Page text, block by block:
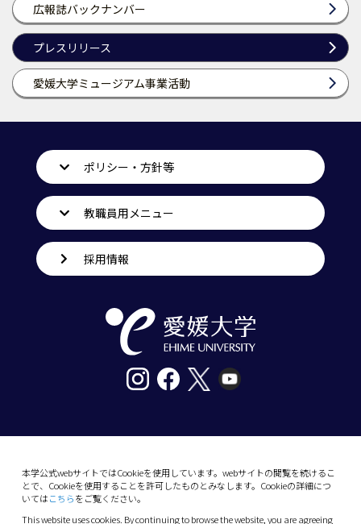
広報誌バックナンバー
プレスリリース
愛媛大学ミュージアム事業活動
本学公式webサイトではCookieを使用しています。webサイトの閲覧を続けるこ
とで、Cookieを使用することを許可したものとみなします。Cookieの詳細につ
いてはこちらをご覧ください。
This website uses cookies. By continuing to browse the website, you are agreeing
ポリシー・方針等
教職員用メニュー
採用情報
10-13 Dogo-Himata, Matsuyama, Ehime 790-